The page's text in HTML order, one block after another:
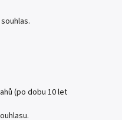
(po dobu 10 let